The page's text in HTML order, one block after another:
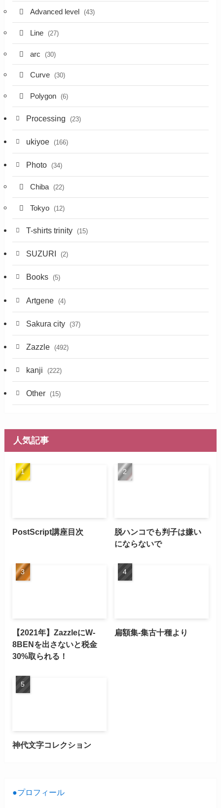
Advanced level (43)
Line (27)
arc (30)
Curve (30)
Polygon (6)
Processing (23)
ukiyoe (166)
Photo (34)
Chiba (22)
Tokyo (12)
T-shirts trinity (15)
SUZURI (2)
Books (5)
Artgene (4)
Sakura city (37)
Zazzle (492)
kanji (222)
Other (15)
人気記事
PostScript講座目次
脱ハンコでも判子は嫌い
にならないで
【2021年】ZazzleにW-
8BENを出さないと税金
30%取られる！
扁額集-集古十種より
神代文字コレクション
●プロフィール